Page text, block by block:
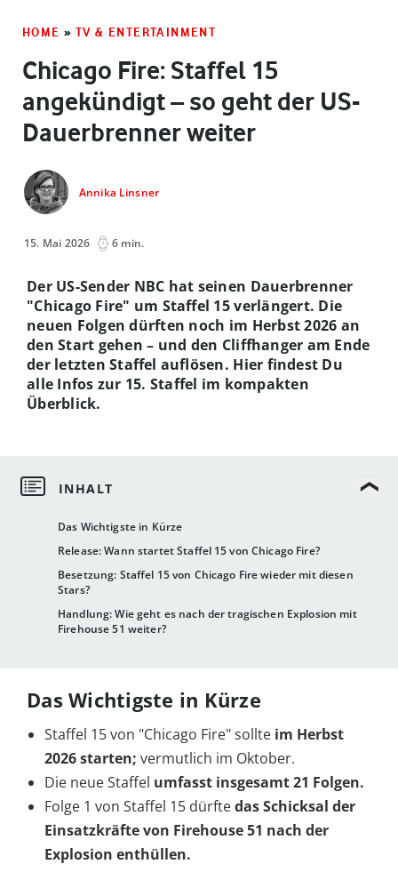
HOME » TV & ENTERTAINMENT
Chicago Fire: Staffel 15
angekündigt – so geht der US-
Dauerbrenner weiter
Annika Linsner
15. Mai 2026 6 min.
Das Wichtigste in Kürze
Release: Wann startet Staffel 15 von Chicago Fire?
Besetzung: Staffel 15 von Chicago Fire wieder mit diesen
Stars?
Handlung: Wie geht es nach der tragischen Explosion mit
Firehouse 51 weiter?
Der US-Sender NBC hat seinen Dauerbrenner
"Chicago Fire" um Staffel 15 verlängert. Die
neuen Folgen dürften noch im Herbst 2026 an
den Start gehen – und den Cliffhanger am Ende
der letzten Staffel auflösen. Hier findest Du
alle Infos zur 15. Staffel im kompakten
Überblick.
Das Wichtigste in Kürze
Staffel 15 von "Chicago Fire" sollte im Herbst
2026 starten; vermutlich im Oktober.
Die neue Staffel umfasst insgesamt 21 Folgen.
Folge 1 von Staffel 15 dürftedas Schicksal der
Einsatzkräfte von Firehouse 51 nach der
Explosion enthüllen.